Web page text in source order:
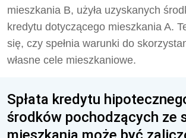
mieszkania B, użyła uzyskanych
kredytu dotyczącego mieszkania A.
się, czy spełnia warunki do
własne cele mieszkaniowe.
Spłata kredytu
środków pochodzących ze